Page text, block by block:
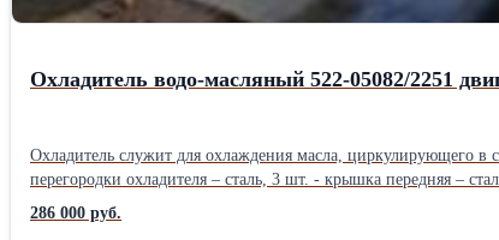
Охладитель водо-масляный 522-05082/2251
Охладитель служит для охлаждения масла, циркулирующего в системе смазки судовых и стационарных дизелей.
перегородки охладителя – сталь, 3 шт. - крышка передняя –
4,1 кв.м Температура масла, не более: 90 град С Температура
кв.м Длина: 1110 см Ширина: 380 см Высота: 380 см Вес: 100
286 000 руб.